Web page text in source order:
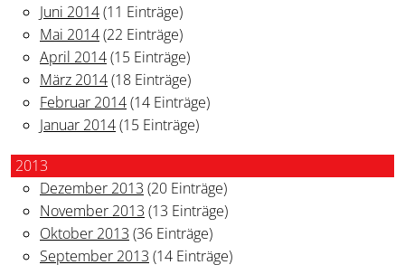
Juni 2014(11 Einträge)
Mai 2014(22 Einträge)
April 2014(15 Einträge)
März 2014(18 Einträge)
Februar 2014(14 Einträge)
Januar 2014(15 Einträge)
2013
Dezember 2013 (20 Einträge)
November 2013 (13 Einträge)
Oktober 2013 (36 Einträge)
September 2013 (14 Einträge)